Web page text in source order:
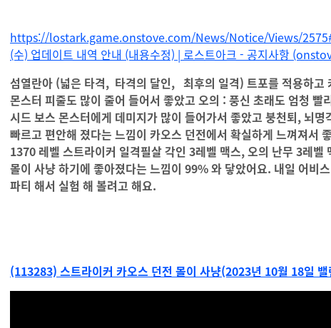
https://lostark.game.onstove.com/News/Notice/Views/
(수) 업데이트 내역 안내 (내용수정) | 로스트아크 - 공지사항
섬열란아 (넓은 타격, 타격의 달인, 최후의 일격) 트포를 적용하고
몬스터 피줄도 많이 줄어 들어서 좋았고 오의 : 풍신 초래도 엄청
시드 보스 몬스터에게 데미지가 많이 들어가서 좋았고 붕천퇴, 뇌
빠르고 편안해 졌다는 느낌이 카오스 던전에서 확실하게 느껴져서
1370 레벨 스트라이커 일격필살 각인 3레벨 맥스, 오의 난무 3레
몰이 사냥 하기에 좋아졌다는 느낌이 99% 와 닿았어요. 내일 어비
파티 해서 실험 해 볼려고 해요.
(113283) 스트라이커 카오스 던전 몰이 사냥(2023년 10월 18일